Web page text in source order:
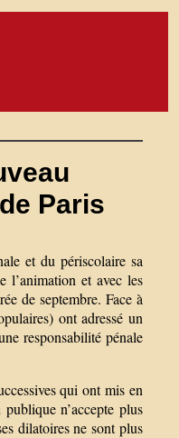
Paris
et du périscolaire sa
l’animation et avec les
de septembre. Face à
ont adressé un
responsabilité pénale
qui ont mis en
n’accepte plus
dilatoires ne sont plus